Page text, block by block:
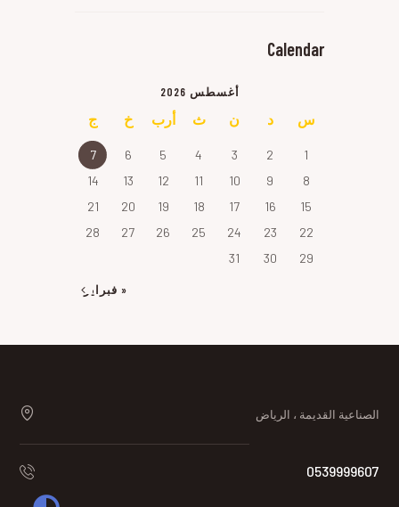
Calendar
أغسطس 2026
س د ن ث أرب خ ج
1
2
3
4
5
6
7
8
9
10
11
12
13
14
15
16
17
18
19
20
21
22
23
24
25
26
27
28
29
30
31
« فبراير
الصناعية القديمة ، الرياض
0539999607